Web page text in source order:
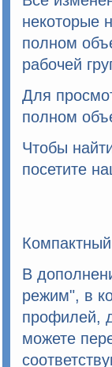
некоторые
полном
рабочей
Для
полном
Чтобы
посетите
В
режим", в
профилей,
можете